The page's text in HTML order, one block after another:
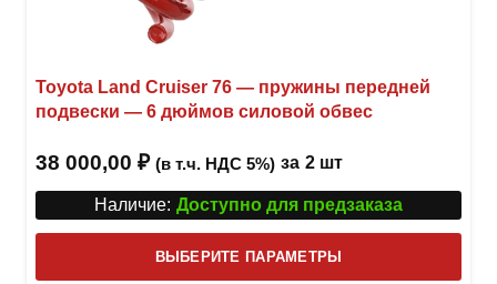
Toyota Land Cruiser 76 — пружины передней
подвески — 6 дюймов силовой обвес
38 000,00 ₽ (в т.ч. НДС 5%) за 2 шт
Наличие: Доступно для предзаказа
ВЫБЕРИТЕ ПАРАМЕТРЫ
товар